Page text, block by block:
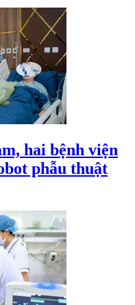
hai bệnh viện
phẫu thuật